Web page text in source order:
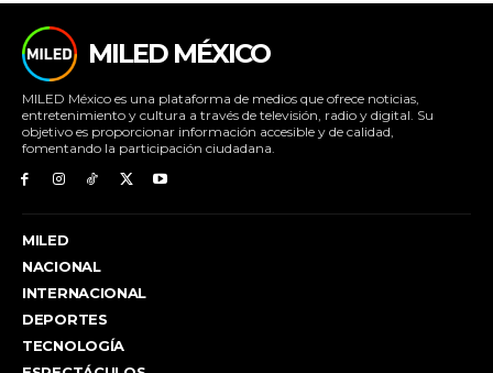
MILED MÉXICO
MILED México es una plataforma de medios que ofrece noticias,
entretenimiento y cultura a través de televisión, radio y digital. Su
objetivo es proporcionar información accesible y de calidad,
fomentando la participación ciudadana.
MILED
NACIONAL
INTERNACIONAL
DEPORTES
TECNOLOGÍA